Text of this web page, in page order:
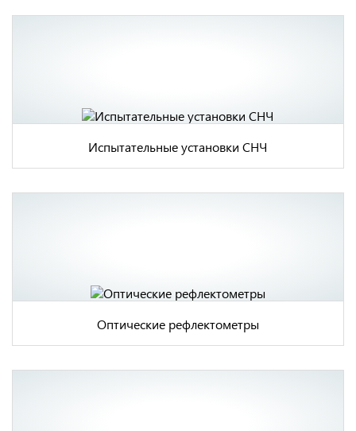
Испытательные установки СНЧ
Оптические рефлектометры